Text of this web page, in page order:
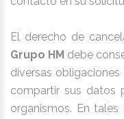
El derecho de
Grupo HM debe
diversas
compartir sus datos
organismos. En